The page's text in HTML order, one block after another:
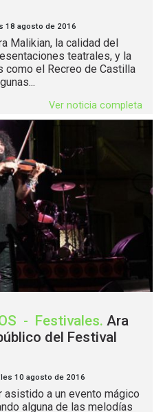
18 agosto de 2016
Malikian, la calidad del
teatrales, y la
como el Recreo de Castilla
Ver noticia completa
- Festivales. Ara
del Festival
10 agosto de 2016
asistido a un evento mágico
alguna de las melodías